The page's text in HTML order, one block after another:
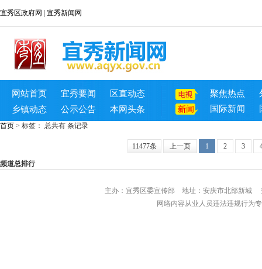
宜秀区政府网 宜秀新闻网
网站首页 宜秀要闻
区直动态
乡镇动态
公示公告 本网头条
聚焦热点
国际新闻
首页 > 标签： 总共有 条记录
11477条 上一页 1 2 3
频道总排行
主办：宜秀区委宣传部 地址：安庆市北
网络内容从业人员违法违规行